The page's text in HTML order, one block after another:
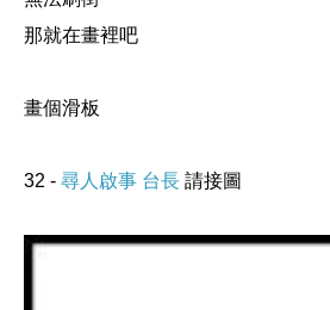
那就在畫裡吧
畫個滑板
32 - 尋人啟事 台長 請接圖